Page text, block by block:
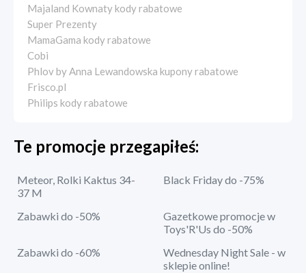
Majaland Kownaty kody rabatowe
Super Prezenty
MamaGama kody rabatowe
Cobi
Phlov by Anna Lewandowska kupony rabatowe
Frisco.pl
Philips kody rabatowe
Te promocje przegapiłeś:
Meteor, Rolki Kaktus 34-
37 M
Black Friday do -75%
Zabawki do -50%
Gazetkowe promocje w
Toys'R'Us do -50%
Zabawki do -60%
Wednesday Night Sale - w
sklepie online!